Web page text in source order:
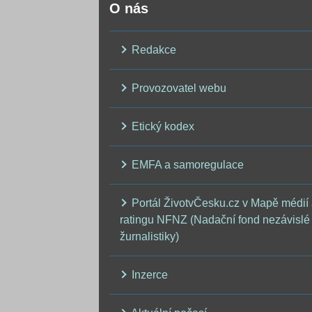
O nás
Redakce
Provozovatel webu
Etický kodex
EMFA a samoregulace
Portál ŽivotvČesku.cz v Mapě médií
ratingu NFNZ (Nadační fond nezávislé
žurnalistiky)
Inzerce